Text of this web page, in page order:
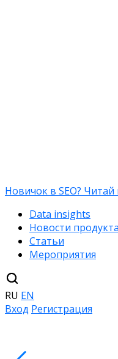
Новичок в SEO?
Data insights
Новости продукта
Статьи
Мероприятия
RU EN
Вход Регистрация